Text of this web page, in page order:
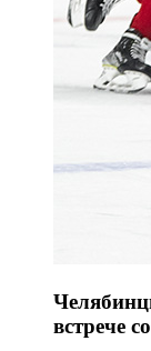
встрече